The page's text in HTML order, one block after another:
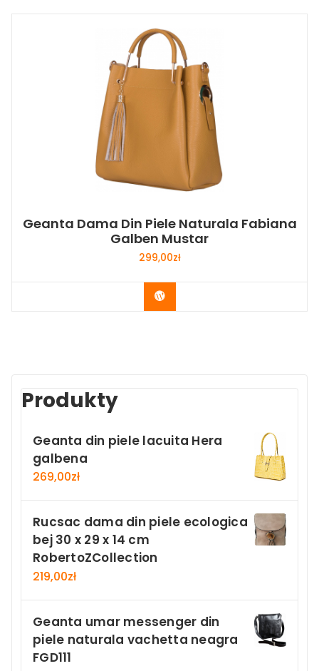
Geanta Dama Din Piele Naturala Fabiana
Galben Mustar
299,00zł
Buy Now
Produkty
Geanta din piele lacuita Hera
galbena
269,00zł
Rucsac dama din piele ecologica
bej 30 x 29 x 14 cm
RobertoZCollection
219,00zł
Geanta umar messenger din
piele naturala vachetta neagra
FGD111